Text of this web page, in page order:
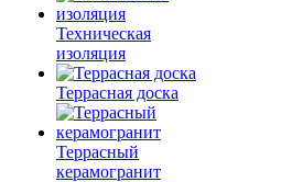
Техническая
изоляция
Террасная доска
Террасный
керамогранит